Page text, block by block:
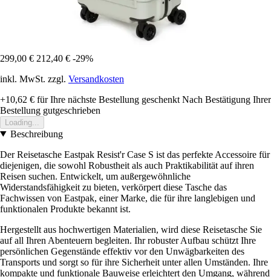
299,00 € 212,40 € -29%
inkl. MwSt. zzgl. Versandkosten
+10,62 € für Ihre nächste Bestellung geschenkt Nach Bestätigung Ihrer
Bestellung gutgeschrieben
Loading...
Beschreibung
Der Reisetasche Eastpak Resist'r Case S ist das perfekte Accessoire für
diejenigen, die sowohl Robustheit als auch Praktikabilität auf ihren
Reisen suchen. Entwickelt, um außergewöhnliche
Widerstandsfähigkeit zu bieten, verkörpert diese Tasche das
Fachwissen von Eastpak, einer Marke, die für ihre langlebigen und
funktionalen Produkte bekannt ist.
Hergestellt aus hochwertigen Materialien, wird diese Reisetasche Sie
auf all Ihren Abenteuern begleiten. Ihr robuster Aufbau schützt Ihre
persönlichen Gegenstände effektiv vor den Unwägbarkeiten des
Transports und sorgt so für ihre Sicherheit unter allen Umständen. Ihre
kompakte und funktionale Bauweise erleichtert den Umgang, während